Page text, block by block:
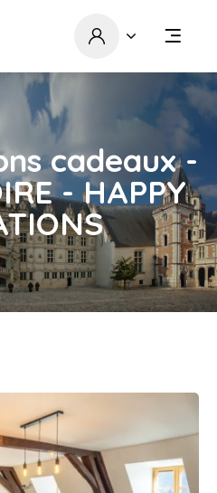
cadeaux -
- HAPPY